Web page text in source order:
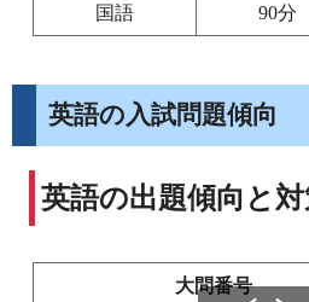
国語 90分
英語の入試問題傾向
英語の出題傾向と
大問番号